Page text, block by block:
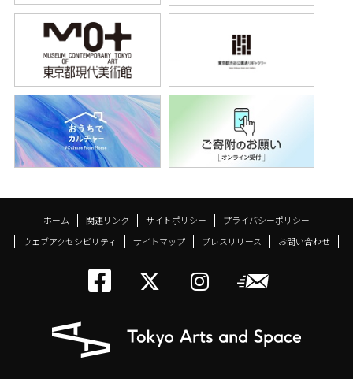
ホーム 関連リンク サイトポリシー
プライバシーポリシー
ウェブアクセシビリティ
サイトマップ プレスリリース お問い合わせ
トーキョーアーツ
メールニ